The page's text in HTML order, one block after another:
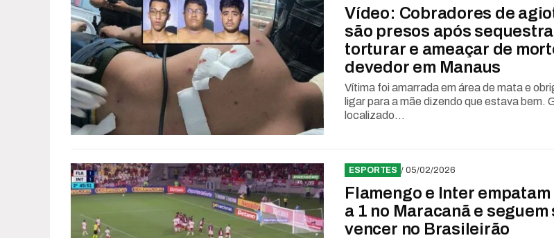
Vídeo: Cobradores de
são presos após
torturar e ameaçar de
devedor em Manaus
Vítima foi amarrada em área de mata e
ligar para a mãe dizendo que estava bem.
localizado...
ESPORTES / 05/02/2026
Flamengo e Inter empatam
a 1 no Maracanã e seguem
vencer no Brasileirão